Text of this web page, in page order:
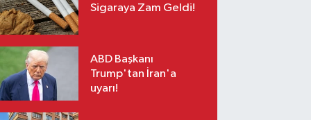
Sigaraya Zam Geldi!
ABD Başkanı
Trump'tan İran'a
uyarı!